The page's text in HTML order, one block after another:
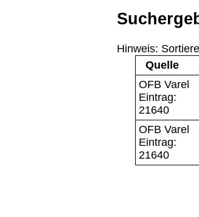
Hinweis:
Quelle
OFB Varel
Eintrag:
21640
OFB Varel
Eintrag:
21640